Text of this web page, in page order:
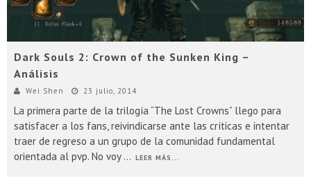
Dark Souls 2: Crown of the Sunken King –
Análisis
Wei Shen 23 julio, 2014
La primera parte de la trilogía “The Lost Crowns” llego para
satisfacer a los fans, reivindicarse ante las críticas e intentar
traer de regreso a un grupo de la comunidad fundamental
orientada al pvp. No voy ... LEER MÁS...